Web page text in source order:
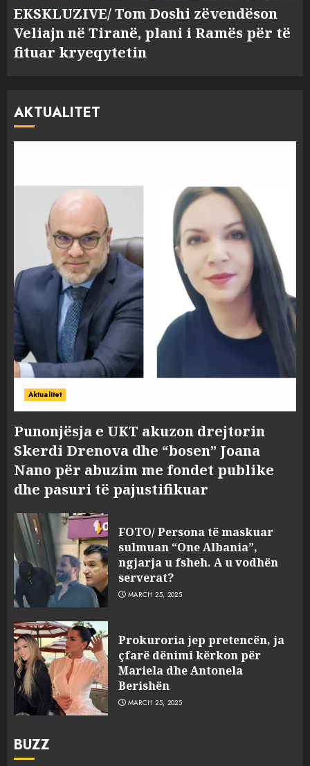
EKSKLUZIVE/ Tom Doshi zëvendëson
Veliajn në Tiranë, plani i Ramës për të
fituar kryeqytetin
AKTUALITET
Aktualitet
Punonjësja e UKT akuzon drejtorin
Skerdi Drenova dhe “bosen” Joana
Nano për abuzim me fondet publike
dhe pasuri të pajustifikuar
FOTO/ Persona të maskuar
sulmuan “One Albania”,
ngjarja u fsheh. A u vodhën
serverat?
MARCH 25, 2025
Prokuroria jep pretencën, ja
çfarë dënimi kërkon për
Mariela dhe Antonela
Berishën
MARCH 25, 2025
BUZZ